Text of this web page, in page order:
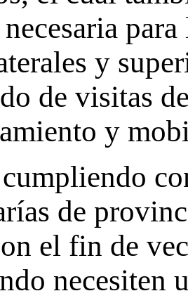
y
de visitas
y
cumpliendo
de
el fin de
necesiten